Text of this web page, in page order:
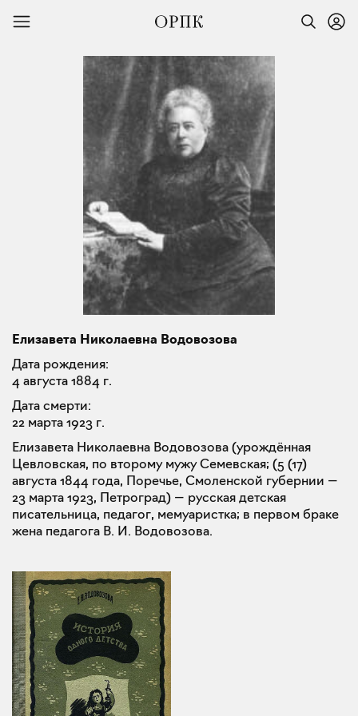
Елизавета Николаевна Водовозова
Дата рождения:
4 августа 1884 г.
Дата смерти:
22 марта 1923 г.
Елизавета Николаевна Водовозова (урождённая
Цевловская, по второму мужу Семевская; (5 (17)
августа 1844 года, Поречье, Смоленской губернии —
23 марта 1923, Петроград) — русская детская
писательница, педагог, мемуаристка; в первом браке
жена педагога В. И. Водовозова.